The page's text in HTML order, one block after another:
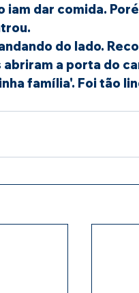
dar comida.
do lado.
a porta do
família'. Foi tão